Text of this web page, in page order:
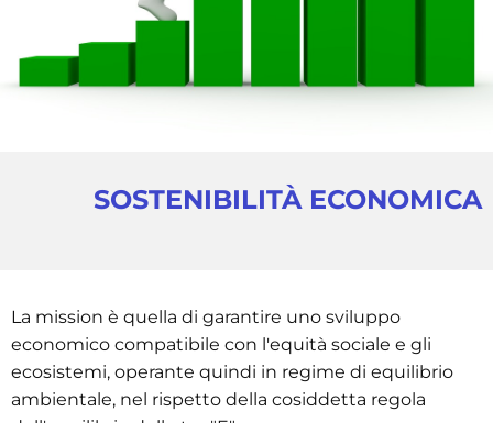
SOSTENIBILITÀ ECONOMICA
​La mission è quella di garantire uno sviluppo
economico compatibile con l'equità sociale e gli
ecosistemi, operante quindi in regime di equilibrio
ambientale, nel rispetto della cosiddetta regola